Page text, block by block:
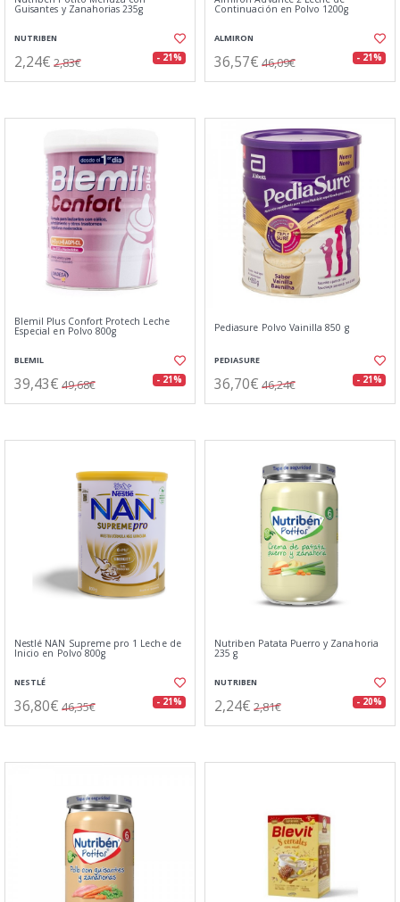
Guisantes y Zanahorias 235g
NUTRIBEN
2,24€ 2,83€ - 21%
Continuación en Polvo 1200g
ALMIRON
36,57€ 46,09€ - 21%
Blemil Plus Confort Protech Leche
Especial en Polvo 800g
BLEMIL
39,43€ 49,68€ - 21%
Pediasure Polvo Vainilla 850 g
PEDIASURE
36,70€ 46,24€ - 21%
Nestlé NAN Supreme pro 1 Leche de
Inicio en Polvo 800g
NESTLÉ
36,80€ 46,35€ - 21%
Nutriben Patata Puerro y Zanahoria
235 g
NUTRIBEN
2,24€ 2,81€ - 20%